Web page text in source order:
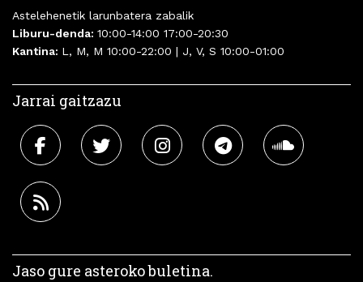
Astelehenetik larunbatera zabalik
Liburu-denda: 10:00-14:00 17:00-20:30
Kantina: L, M, M 10:00-22:00 | J, V, S 10:00-01:00
Jarrai gaitzazu
Jaso gure asteroko buletina.